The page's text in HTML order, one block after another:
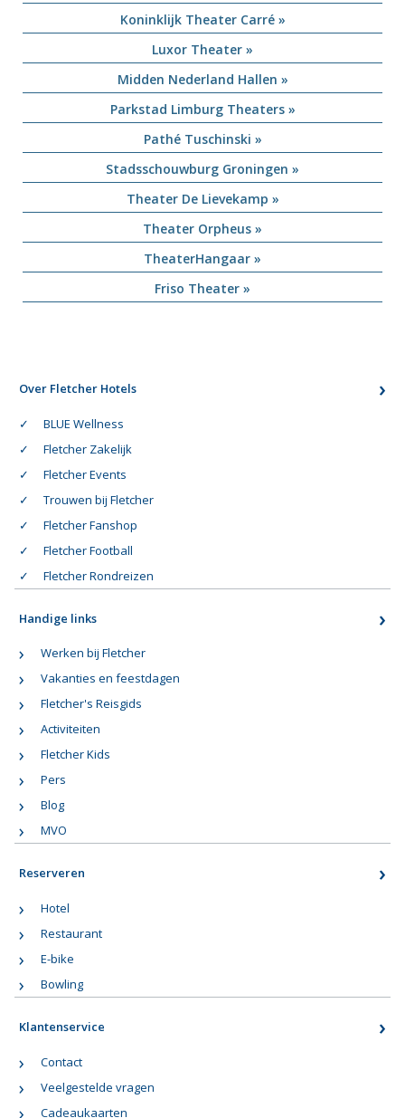
Koninklijk Theater Carré »
Luxor Theater »
Midden Nederland Hallen »
Parkstad Limburg Theaters »
Pathé Tuschinski »
Stadsschouwburg Groningen »
Theater De Lievekamp »
Theater Orpheus »
TheaterHangaar »
Friso Theater »
Over Fletcher Hotels
BLUE Wellness
Fletcher Zakelijk
Fletcher Events
Trouwen bij Fletcher
Fletcher Fanshop
Fletcher Football
Fletcher Rondreizen
Handige links
Werken bij Fletcher
Vakanties en feestdagen
Fletcher's Reisgids
Activiteiten
Fletcher Kids
Pers
Blog
MVO
Reserveren
Hotel
Restaurant
E-bike
Bowling
Klantenservice
Contact
Veelgestelde vragen
Cadeaukaarten